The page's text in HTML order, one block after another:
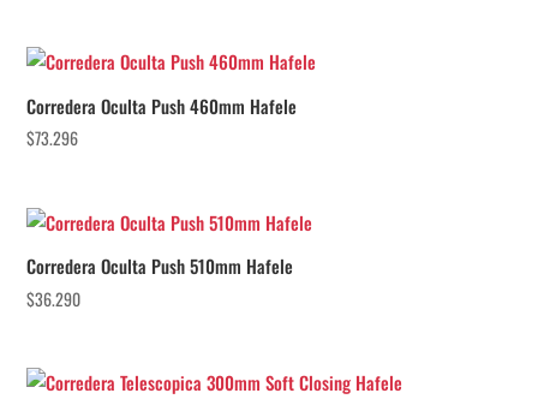
Corredera Oculta Push 460mm Hafele
$73.296
Corredera Oculta Push 510mm Hafele
$36.290